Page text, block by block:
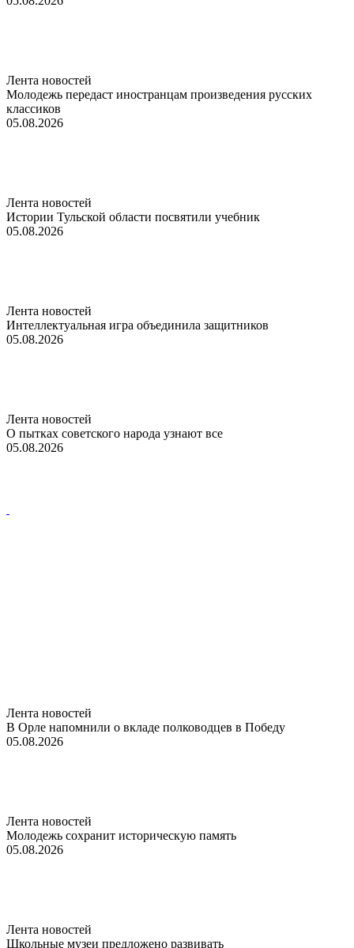
Лента новостей
Молодежь передаст иностранцам произведения русских
классиков
05.08.2026
Лента новостей
Истории Тульской области посвятили учебник
05.08.2026
Лента новостей
Интеллектуальная игра объединила защитников
05.08.2026
Лента новостей
О пытках советского народа узнают все
05.08.2026
Лента новостей
В Орле напомнили о вкладе полководцев в Победу
05.08.2026
Лента новостей
Молодежь сохранит историческую память
05.08.2026
Лента новостей
Школьные музеи предложено развивать